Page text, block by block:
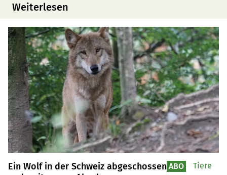
Weiterlesen
Ein Wolf in der Schweiz abgeschossen ABO Tiere